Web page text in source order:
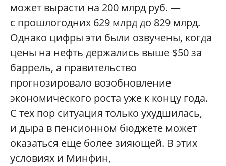
может вырасти на 200 млрд руб. —
с прошлогодних 629 млрд до 829 млрд.
Однако цифры эти были озвучены, когда
цены на нефть держались выше $50 за
баррель, а правительство
прогнозировало возобновление
экономического роста уже к концу года.
С тех пор ситуация только ухудшилась,
и дыра в пенсионном бюджете может
оказаться еще более зияющей. В этих
условиях и Минфин,